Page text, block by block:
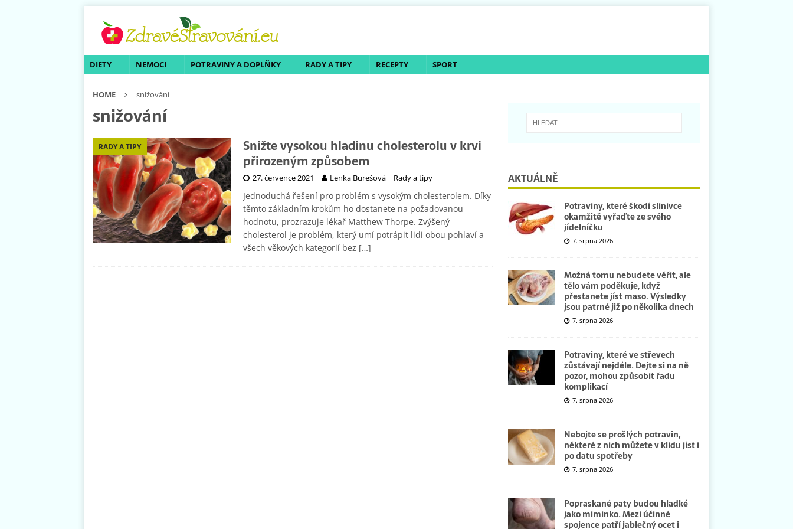
DIETY NEMOCI POTRAVINY A DOPLŇKY RADY A TIPY RECEPTY SPORT
HOME snižování
snižování
RADY A TIPY
Snižte vysokou hladinu cholesterolu v krvi
přirozeným způsobem
27. července 2021 Lenka Burešová Rady a tipy
Jednoduchá řešení pro problém s vysokým cholesterolem. Díky
těmto základním krokům ho dostanete na požadovanou
hodnotu, prozrazuje lékař Matthew Thorpe. Zvýšený
cholesterol je problém, který umí potrápit lidi obou pohlaví a
všech věkových kategorií bez […]
AKTUÁLNĚ
Potraviny, které škodí slinivce
okamžitě vyřaďte ze svého
jídelníčku
7. srpna 2026
Možná tomu nebudete věřit, ale
tělo vám poděkuje, když
přestanete jíst maso. Výsledky
jsou patrné již po několika dnech
7. srpna 2026
Potraviny, které ve střevech
zůstávají nejdéle. Dejte si na ně
pozor, mohou způsobit řadu
komplikací
7. srpna 2026
Nebojte se prošlých potravin,
některé z nich můžete v klidu jíst i
po datu spotřeby
7. srpna 2026
Popraskané paty budou hladké
jako miminko. Mezi účinné
spojence patří jablečný ocet i